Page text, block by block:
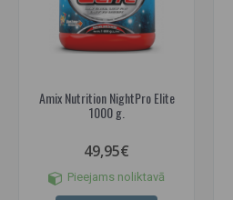
Amix Nutrition NightPro Elite
1000 g.
49,95€
Pieejams noliktavā